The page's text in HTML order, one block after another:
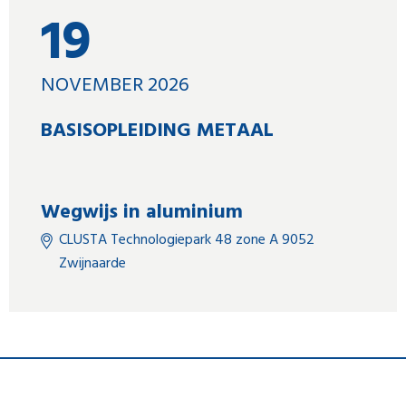
19
NOVEMBER 2026
BASISOPLEIDING METAAL
Wegwijs in aluminium
CLUSTA Technologiepark 48 zone A 9052
Zwijnaarde